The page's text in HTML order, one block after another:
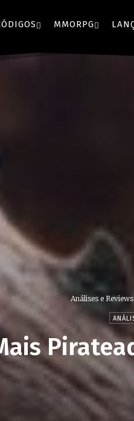
MMORPG
Análises e Reviews